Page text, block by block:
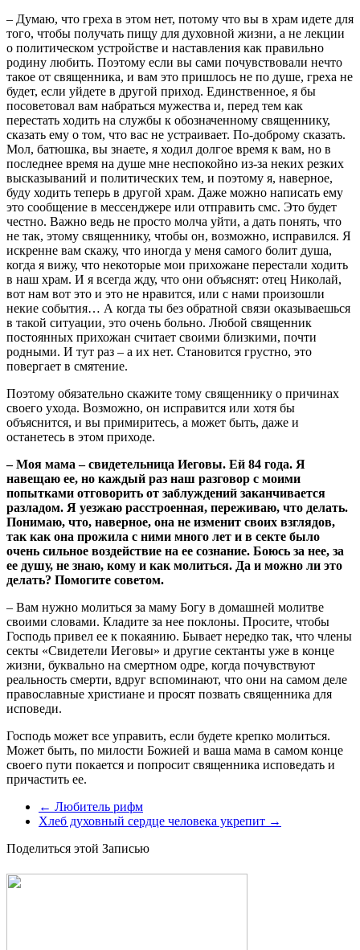
– Думаю, что греха в этом нет, потому что вы в храм идете для
того, чтобы получать пищу для духовной жизни, а не лекции
о политическом устройстве и наставления как правильно
родину любить. Поэтому если вы сами почувствовали нечто
такое от священника, и вам это пришлось не по душе, греха не
будет, если уйдете в другой приход. Единственное, я бы
посоветовал вам набраться мужества и, перед тем как
перестать ходить на службы к обозначенному священнику,
сказать ему о том, что вас не устраивает. По-доброму сказать.
Мол, батюшка, вы знаете, я ходил долгое время к вам, но в
последнее время на душе мне неспокойно из-за неких резких
высказываний и политических тем, и поэтому я, наверное,
буду ходить теперь в другой храм. Даже можно написать ему
это сообщение в мессенджере или отправить смс. Это будет
честно. Важно ведь не просто молча уйти, а дать понять, что
не так, этому священнику, чтобы он, возможно, исправился. Я
искренне вам скажу, что иногда у меня самого болит душа,
когда я вижу, что некоторые мои прихожане перестали ходить
в наш храм. И я всегда жду, что они объяснят: отец Николай,
вот нам вот это и это не нравится, или с нами произошли
некие события… А когда ты без обратной связи оказываешься
в такой ситуации, это очень больно. Любой священник
постоянных прихожан считает своими близкими, почти
родными. И тут раз – а их нет. Становится грустно, это
повергает в смятение.
Поэтому обязательно скажите тому священнику о причинах
своего ухода. Возможно, он исправится или хотя бы
объяснится, и вы примиритесь, а может быть, даже и
останетесь в этом приходе.
– Моя мама – свидетельница Иеговы. Ей 84 года. Я
навещаю ее, но каждый раз наш разговор с моими
попытками отговорить от заблуждений заканчивается
разладом. Я уезжаю расстроенная, переживаю, что делать.
Понимаю, что, наверное, она не изменит своих взглядов,
так как она прожила с ними много лет и в секте было
очень сильное воздействие на ее сознание. Боюсь за нее, за
ее душу, не знаю, кому и как молиться. Да и можно ли это
делать? Помогите советом.
– Вам нужно молиться за маму Богу в домашней молитве
своими словами. Кладите за нее поклоны. Просите, чтобы
Господь привел ее к покаянию. Бывает нередко так, что члены
секты «Свидетели Иеговы» и другие сектанты уже в конце
жизни, буквально на смертном одре, когда почувствуют
реальность смерти, вдруг вспоминают, что они на самом деле
православные христиане и просят позвать священника для
исповеди.
Господь может все управить, если будете крепко молиться.
Может быть, по милости Божией и ваша мама в самом конце
своего пути покается и попросит священника исповедать и
причастить ее.
← Любитель рифм
Хлеб духовный сердце человека укрепит →
Поделиться этой Записью